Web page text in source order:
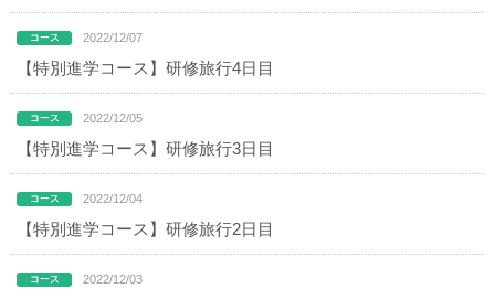
2022/12/07
【特別進学コース】研修旅行4日目
2022/12/05
【特別進学コース】研修旅行3日目
2022/12/04
【特別進学コース】研修旅行2日目
2022/12/03